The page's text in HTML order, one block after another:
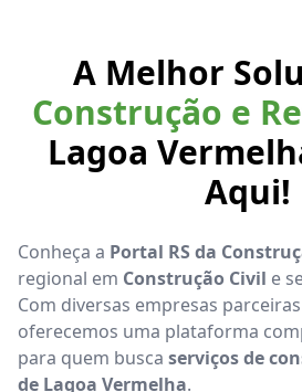
A Melhor
Construção e
Lagoa
Aqui!
Conheça a Portal RS da
regional em Construção Civil e
Com diversas empresas
oferecemos uma plataforma
para quem busca serviços de
de Lagoa Vermelha.